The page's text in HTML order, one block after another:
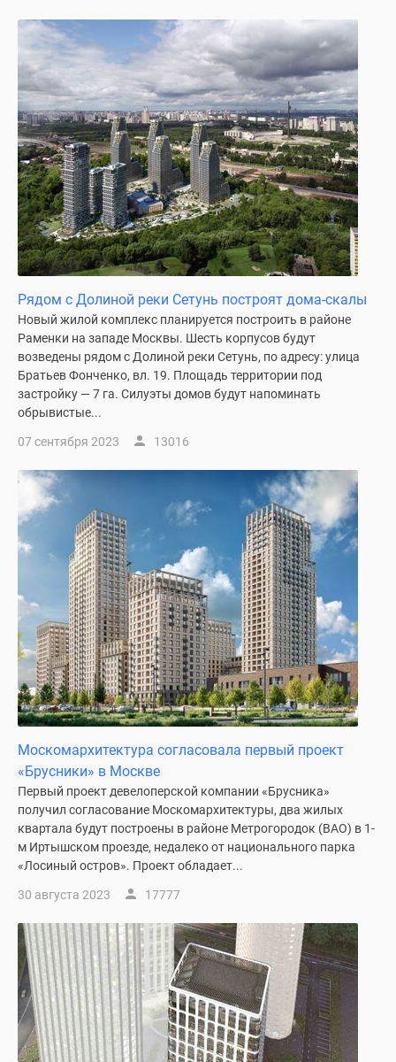
Рядом с Долиной реки Сетунь построят дома-скалы
Новый жилой комплекс планируется построить в районе
Раменки на западе Москвы. Шесть корпусов будут
возведены рядом с Долиной реки Сетунь, по адресу: улица
Братьев Фонченко, вл. 19. Площадь территории под
застройку — 7 га. Силуэты домов будут напоминать
обрывистые...
07 сентября 2023 13016
Москомархитектура согласовала первый проект
«Брусники» в Москве
Первый проект девелоперской компании «Брусника»
получил согласование Москомархитектуры, два жилых
квартала будут построены в районе Метрогородок (ВАО) в 1-
м Иртышском проезде, недалеко от национального парка
«Лосиный остров». Проект обладает...
30 августа 2023 17777